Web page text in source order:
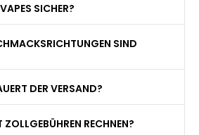
SICHER?
SIND
DER VERSAND?
RECHNEN?